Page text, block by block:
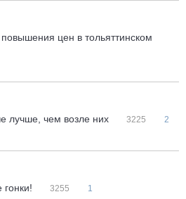
цен в тольяттинском
лучше, чем возле них
3225 2
3255 1